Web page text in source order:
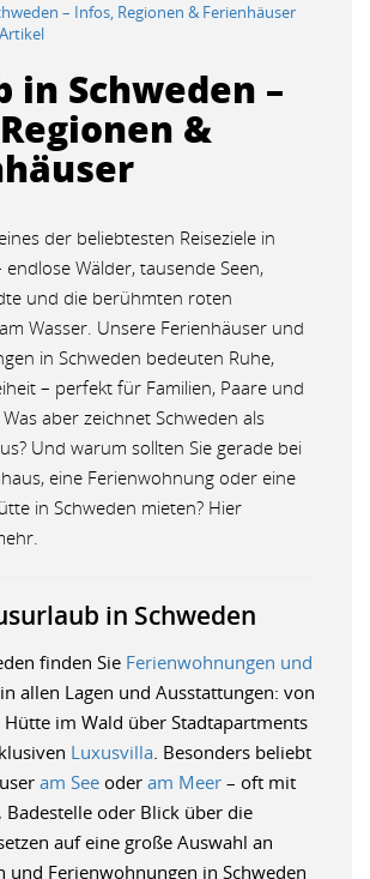
– Infos, Regionen & Ferienhäuser
in Schweden –
&
der beliebtesten Reiseziele in
Wälder, tausende Seen,
und die berühmten roten
Wasser. Unsere Ferienhäuser und
in Schweden bedeuten Ruhe,
– perfekt für Familien, Paare und
aber zeichnet Schweden als
Und warum sollten Sie gerade bei
eine Ferienwohnung oder eine
in Schweden mieten? Hier
in Schweden
finden Sie Ferienwohnungen und
in allen Lagen und Ausstattungen: von
Hütte im Wald über Stadtapartments
Luxusvilla. Besonders beliebt
am See oder am Meer – oft mit
Badestelle oder Blick über die
auf eine große Auswahl an
und Ferienwohnungen in Schweden